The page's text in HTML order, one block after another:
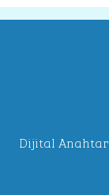
Dijital Anahtar